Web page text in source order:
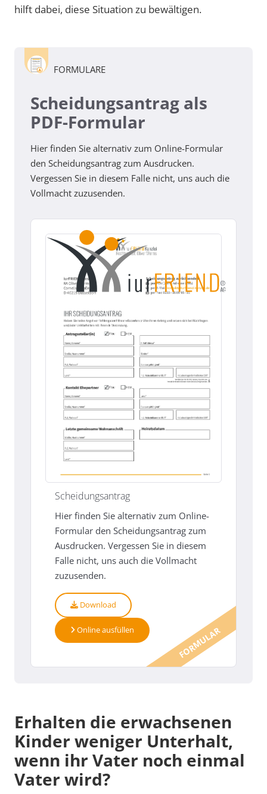
hilft dabei, diese Situation zu bewältigen.
FORMULARE
Scheidungsantrag als
PDF-Formular
Hier finden Sie alternativ zum Online-Formular
den Scheidungsantrag zum Ausdrucken.
Vergessen Sie in diesem Falle nicht, uns auch die
Vollmacht zuzusenden.
FORMULAR
Scheidungsantrag
Hier finden Sie alternativ zum Online-
Formular den Scheidungsantrag zum
Ausdrucken. Vergessen Sie in diesem
Falle nicht, uns auch die Vollmacht
zuzusenden.
Download
Online ausfüllen
Erhalten die erwachsenen
Kinder weniger Unterhalt,
wenn ihr Vater noch einmal
Vater wird?